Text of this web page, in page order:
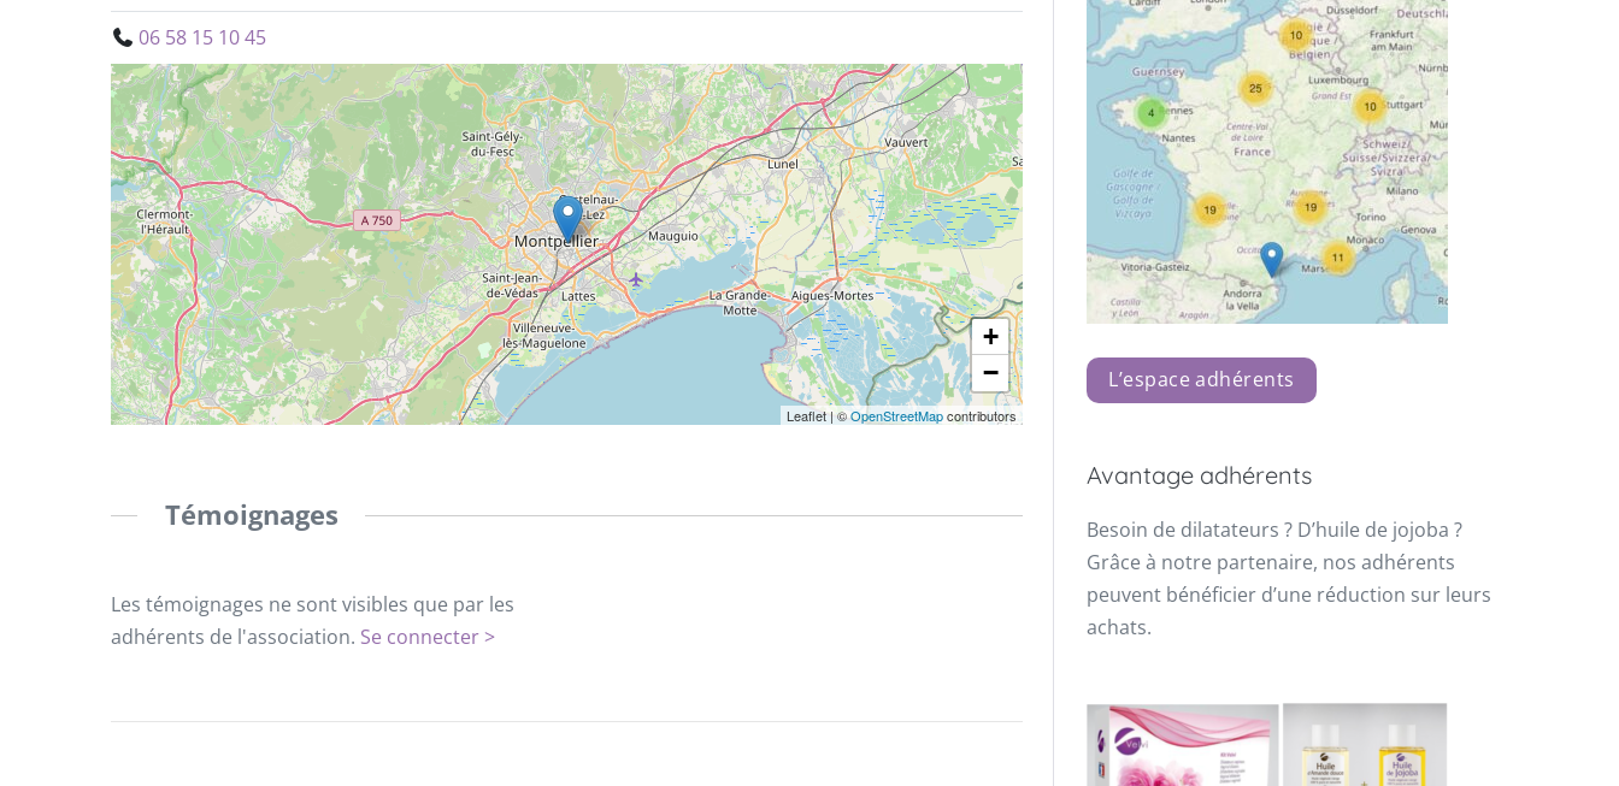
06 58 15 10 45
+
−
Leaflet |©OpenStreetMapcontributors
Témoignages
Les témoignages ne sont visibles que par les
adhérents de l'association. Se connecter >
L’espace adhérents
Avantage adhérents
Besoin de dilatateurs ? D’huile de jojoba ?
Grâce à notre partenaire, nos adhérents
peuvent bénéficier d’une réduction sur leurs
achats.